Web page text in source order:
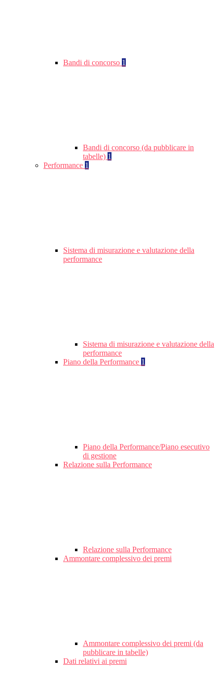
Bandi di concorso 1
Bandi di concorso (da pubblicare in
tabelle) 1
Performance 1
Sistema di misurazione e valutazione della
performance
Sistema di misurazione e valutazione della
performance
Piano della Performance 1
Piano della Performance/Piano esecutivo
di gestione
Relazione sulla Performance
Relazione sulla Performance
Ammontare complessivo dei premi
Ammontare complessivo dei premi (da
pubblicare in tabelle)
Dati relativi ai premi